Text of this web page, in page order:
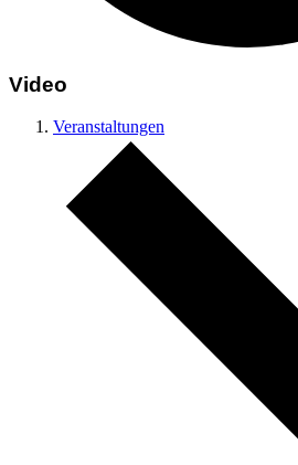
Video
Veranstaltungen